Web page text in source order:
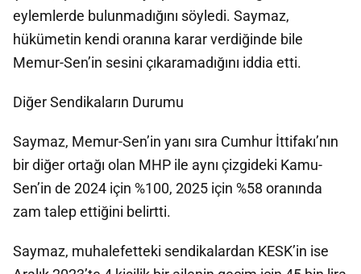
eylemlerde bulunmadığını söyledi. Saymaz,
hükümetin kendi oranına karar verdiğinde bile
Memur-Sen’in sesini çıkaramadığını iddia etti.
Diğer Sendikaların Durumu
Saymaz, Memur-Sen’in yanı sıra Cumhur İttifakı’nın
bir diğer ortağı olan MHP ile aynı çizgideki Kamu-
Sen’in de 2024 için %100, 2025 için %58 oranında
zam talep ettiğini belirtti.
Saymaz, muhalefetteki sendikalardan KESK’in ise